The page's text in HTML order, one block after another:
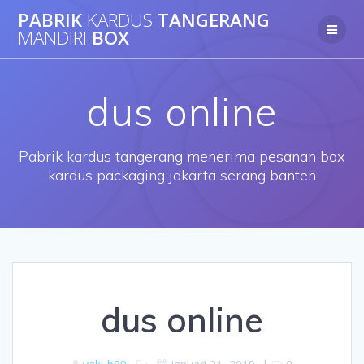
to
PABRIK KARDUS TANGERANG
MANDIRI BOX
dus online
Pabrik kardus tangerang menerima pesanan box
kardus packaging jakarta serang banten
dus online